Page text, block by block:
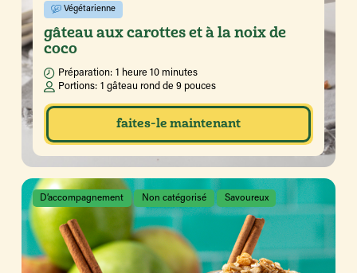
Végétarienne
gâteau aux carottes et à la noix de
coco
Préparation: 1 heure 10 minutes
Portions:
1 gâteau rond de 9 pouces
faites-le maintenant
D’accompagnement Non catégorisé Savoureux